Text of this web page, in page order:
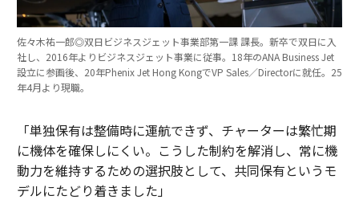
佐々木祐一郎◎双日ビジネスジェット事業部第一課 課長。新卒で双日に入
社し、2016年よりビジネスジェット事業に従事。18年のANA Business Jet
設立に参画後、20年Phenix Jet Hong KongでVP Sales／Directorに就任。25
年4月より現職。
「単独保有は整備時に運航できず、チャーターは繁忙期
に機体を確保しにくい。こうした制約を解消し、常に機
動力を維持するための選択肢として、共同保有というモ
デルにたどり着きました」